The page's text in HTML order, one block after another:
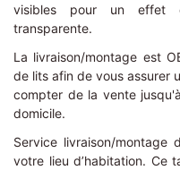
visibles pour un effet
transparente.
La livraison/montage est
de lits afin de vous assurer
compter de la vente
domicile.
Service livraison/montage
votre lieu d’habitation. Ce